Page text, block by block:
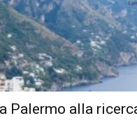
Palermo alla